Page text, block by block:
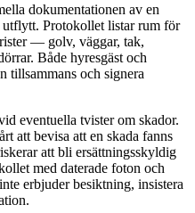
dokumentationen av en
Protokollet listar rum för
— golv, väggar, tak,
Både hyresgäst och
tillsammans och signera
eventuella tvister om skador.
att bevisa att en skada fanns
att bli ersättningsskyldig
med daterade foton och
erbjuder besiktning, insistera